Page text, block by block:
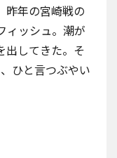
昨年の宮崎戦の
ィッシュ。潮が
出してきた。そ
ひと言つぶやい